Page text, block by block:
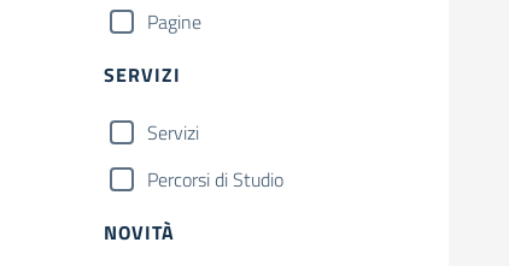
Pagine
SERVIZI
Servizi
Percorsi di Studio
NOVITÀ